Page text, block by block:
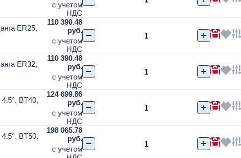
с учетом
НДС
ER25,
110 390.48
руб.
с учетом
НДС
ER32,
110 390.48
руб.
с учетом
НДС
BT40,
124 699.86
руб.
с учетом
НДС
BT50,
198 065.78
руб.
с учетом